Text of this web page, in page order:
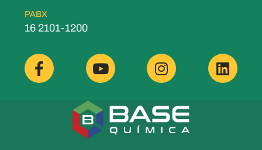
PABX
16 2101-1200